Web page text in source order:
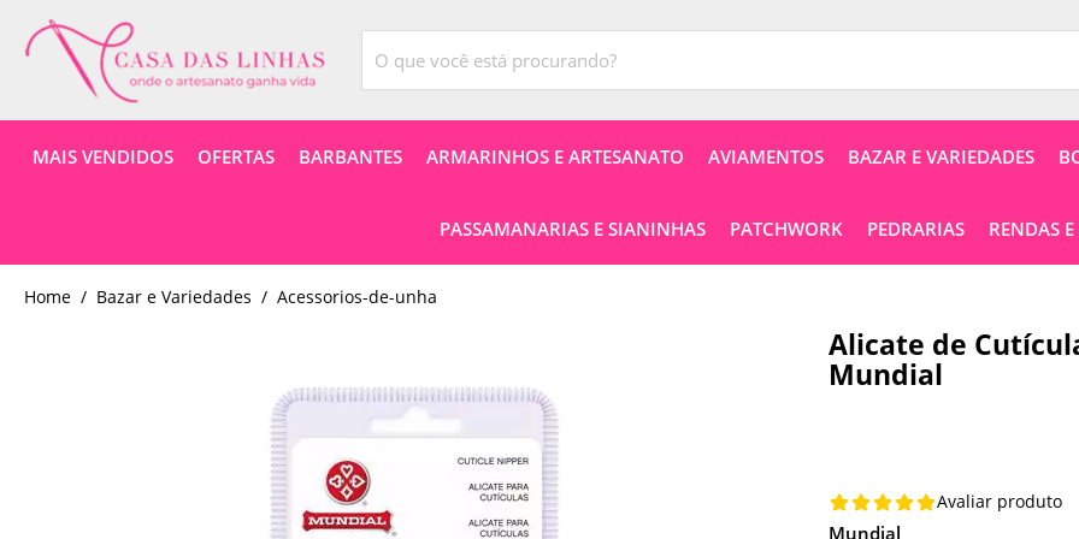
MAIS VENDIDOS OFERTAS BARBANTES ARMARINHOS E ARTESANATO AVIAMENTOS BAZAR E VARIEDADES
PASSAMANARIAS E SIANINHAS PATCHWORK PEDRARIAS RENDAS
home Bazar e Variedades acessorios-de-unha
Alicate de
Mundial
Avaliar produto
Mundial